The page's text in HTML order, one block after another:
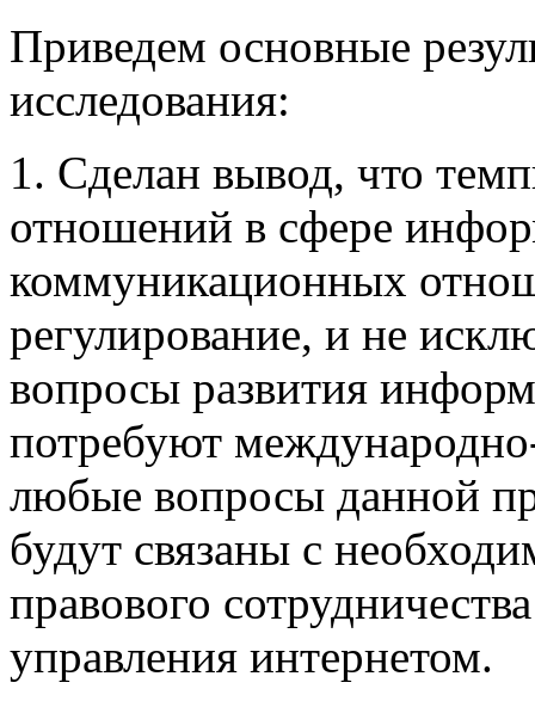
Приведем основные
исследования:
1. Сделан вывод, что
отношений в сфере
коммуникационных
регулирование, и не
вопросы развития
потребуют
любые вопросы данной
будут связаны с
правового
управления интернетом.